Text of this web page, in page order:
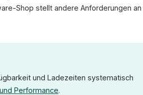
Shop stellt andere Anforderungen an
und Ladezeiten systematisch
Performance.